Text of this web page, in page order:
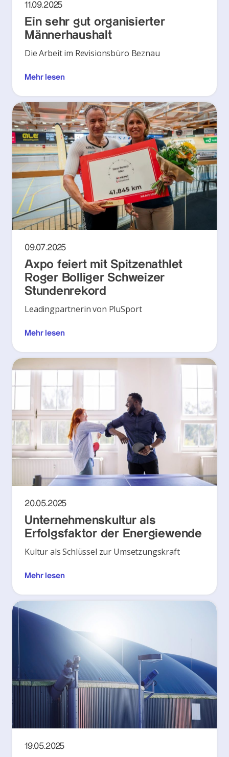
11.09.2025
Ein sehr gut organisierter
Männerhaushalt
Die Arbeit im Revisionsbüro Beznau
Mehr lesen
09.07.2025
Axpo feiert mit Spitzenathlet
Roger Bolliger Schweizer
Stundenrekord
Leadingpartnerin von PluSport
Mehr lesen
20.05.2025
Unternehmenskultur als
Erfolgsfaktor der Energiewende
Kultur als Schlüssel zur Umsetzungskraft
Mehr lesen
19.05.2025